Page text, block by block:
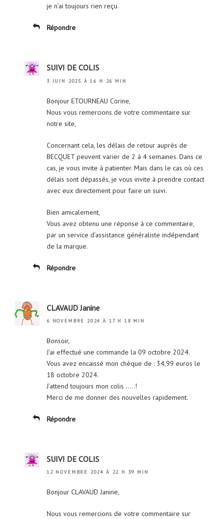
je n’ai toujours rien reçu.
Répondre
SUIVI DE COLIS
3 JUIN 2025 À 16 H 26 MIN
Bonjour ETOURNEAU Corine,
Nous vous remercions de votre commentaire sur
notre site,
Concernant cela, les délais de retour auprès de
BECQUET peuvent varier de 2 à 4 semaines. Dans ce
cas, je vous invite à patienter. Mais dans le cas où ces
délais sont dépassés, je vous invite à prendre contact
avec eux directement pour faire un suivi.
Bien amicalement,
Vous avez obtenu une réponse à ce commentaire,
par un service d’assistance généraliste indépendant
de la marque.
Répondre
CLAVAUD Janine
6 NOVEMBRE 2024 À 17 H 18 MIN
Bonsoir,
J’ai effectué une commande la 09 octobre 2024.
Vous avez encaissé mon chèque de : 34,99 euros le
18 octobre 2024.
J’attend toujours mon colis …..!
Merci de me donner des nouvelles rapidement.
Répondre
SUIVI DE COLIS
12 NOVEMBRE 2024 À 22 H 39 MIN
Bonjour CLAVAUD Janine,
Nous vous remercions de votre commentaire sur